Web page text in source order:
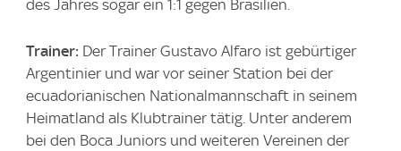
des Jahres sogar ein 1:1 gegen Brasilien.
Trainer: Der Trainer Gustavo Alfaro ist gebürtiger
Argentinier und war vor seiner Station bei der
ecuadorianischen Nationalmannschaft in seinem
Heimatland als Klubtrainer tätig. Unter anderem
bei den Boca Juniors und weiteren Vereinen der